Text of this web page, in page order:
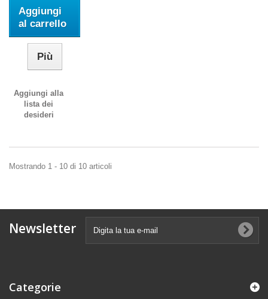
Aggiungi
al carrello
Più
Aggiungi alla
lista dei
desideri
Mostrando 1 - 10 di 10 articoli
Newsletter
Categorie